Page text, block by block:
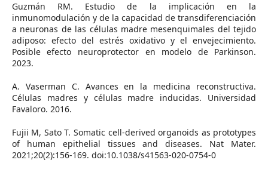
Guzmán RM. Estudio de la implicación en la
inmunomodulación y de la capacidad de transdiferenciación
a neuronas de las células madre mesenquimales del tejido
adiposo: efecto del estrés oxidativo y el envejecimiento.
Posible efecto neuroprotector en modelo de Parkinson.
2023.
A. Vaserman C. Avances en la medicina reconstructiva.
Células madres y células madre inducidas. Universidad
Favaloro. 2016.
Fujii M, Sato T. Somatic cell-derived organoids as prototypes
of human epithelial tissues and diseases. Nat Mater.
2021;20(2):156-169. doi:10.1038/s41563-020-0754-0